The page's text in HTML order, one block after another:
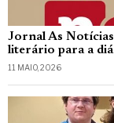
Jornal As
literário para a
11 MAIO, 2026